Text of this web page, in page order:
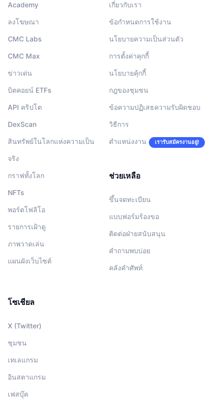
Academy
ลงโฆษณา
CMC Labs
CMC Max
ข่าวเด่น
บิตคอยน์ ETFs
API คริปโต
DexScan
สินทรัพย์ในโลกแห่งความเป็น
จริง
กราฟทั้งโลก
NFTs
พอร์ตโฟลิโอ
รายการเฝ้าดู
ภาพวาดเล่น
แผนผังเว็บไซต์
เกี่ยวกับเรา
ข้อกำหนดการใช้งาน
นโยบายความเป็นส่วนตัว
การตั้งค่าคุกกี้
นโยบายคุ้กกี้
กฎของชุมชน
ข้อความปฏิเสธความรับผิดชอบ
วิธีการ
ตำแหน่งงาน เรารับสมัครงานอยู่!
ช่วยเหลือ
ขึ้นจดทะเบียน
แบบฟอร์มร้องขอ
ติดต่อฝ่ายสนับสนุน
คำถามพบบ่อย
คลังคำศัพท์
โซเชียล
X (Twitter)
ชุมชน
เทเลแกรม
อินสตาแกรม
เฟสบุ๊ค